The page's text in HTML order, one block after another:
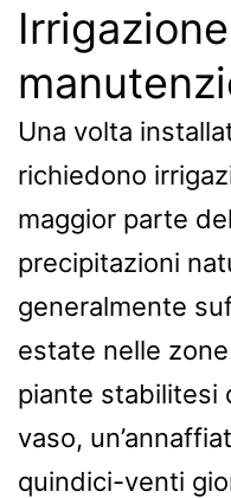
Una volta
richiedono
maggior parte
precipitazioni
generalmente
estate nelle
piante stabilitesi
vaso,
quindici-venti